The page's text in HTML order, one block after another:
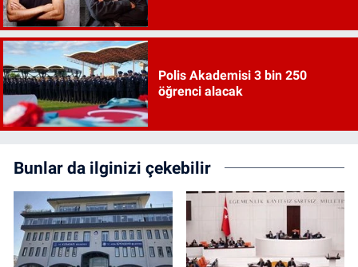
Polis Akademisi 3 bin 250
öğrenci alacak
Bunlar da ilginizi çekebilir